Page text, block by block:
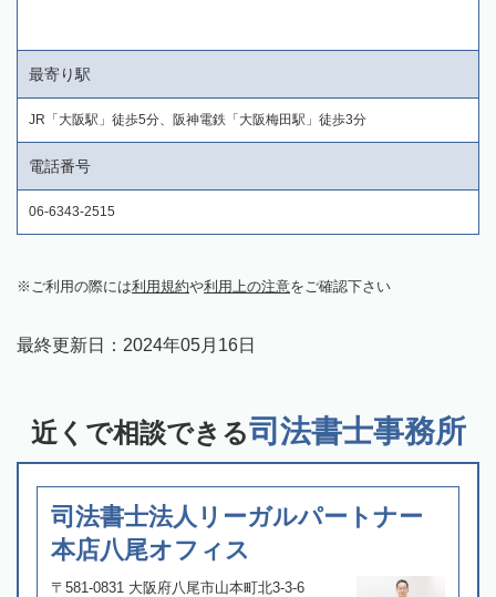
最寄り駅
JR「大阪駅」徒歩5分、阪神電鉄「大阪梅田駅」徒歩3分
電話番号
06-6343-2515
ご利用の際には利用規約や利用上の注意をご確認下さい
最終更新日： 2024年05月16日
近くで相談できる司法書士事務所
司法書士法人リーガルパートナー
本店八尾オフィス
〒581-0831 大阪府八尾市山本町北3-3-6